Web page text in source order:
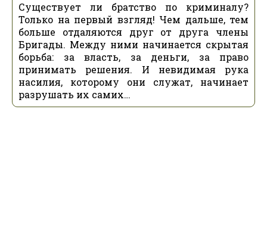
Существует ли братство по криминалу?
Только на первый взгляд! Чем дальше, тем
больше отдаляются друг от друга члены
Бригады. Между ними начинается скрытая
борьба: за власть, за деньги, за право
принимать решения. И невидимая рука
насилия, которому они служат, начинает
разрушать их самих…